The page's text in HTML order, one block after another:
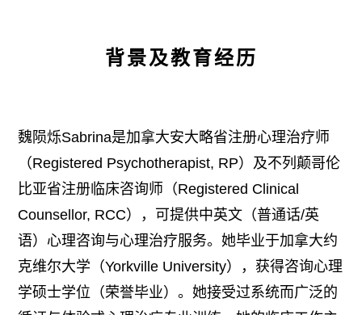
背景及教育经历
魏陨烁Sabrina是加拿大安大略省注册心理治疗师
（Registered Psychotherapist, RP）及不列颠哥伦
比亚省注册临床咨询师（Registered Clinical
Counsellor, RCC），可提供中英文（普通话/英
语）心理咨询与心理治疗服务。她毕业于加拿大约
克维尔大学（Yorkville University），获得咨询心理
学硕士学位（荣誉毕业）。她接受过系统而广泛的